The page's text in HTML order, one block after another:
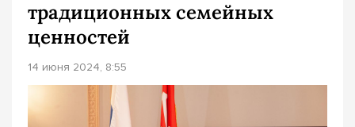
традиционных семейных
ценностей
14 июня 2024, 8:55